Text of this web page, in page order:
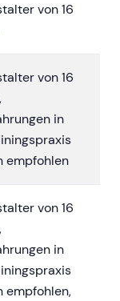
von 16
von 16
in
empfohlen
von 16
in
empfohlen,